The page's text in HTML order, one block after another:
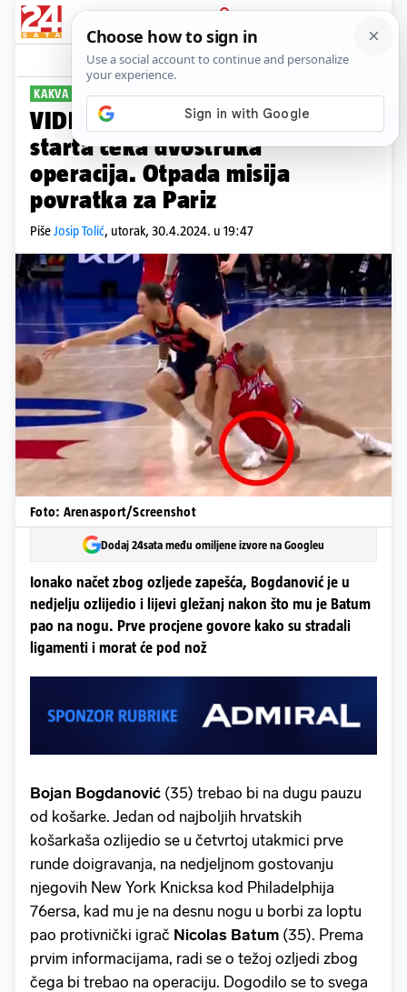
PRIJAVA
Sport Komentari
KAKVA ŠTETA
VIDEO Bogdanovića zbog ovog
starta čeka dvostruka
operacija. Otpada misija
povratka za Pariz
PišeJosip Tolić, utorak, 30.4.2024. u 19:47
Foto: Arenasport/Screenshot
Dodaj 24sata među omiljene izvore na Googleu
Ionako načet zbog ozljede zapešća, Bogdanović je u
nedjelju ozlijedio i lijevi gležanj nakon što mu je Batum
pao na nogu. Prve procjene govore kako su stradali
ligamenti i morat će pod nož
Bojan Bogdanović (35) trebao bi na dugu pauzu
od košarke. Jedan od najboljih hrvatskih
košarkaša ozlijedio se u četvrtoj utakmici prve
runde doigravanja, na nedjeljnom gostovanju
njegovih New York Knicksa kod Philadelphija
76ersa, kad mu je na desnu nogu u borbi za loptu
pao protivnički igrač Nicolas Batum (35). Prema
prvim informacijama, radi se o težoj ozljedi zbog
čega bi trebao na operaciju. Dogodilo se to svega